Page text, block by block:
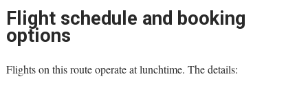
Flight schedule and booking
options
Flights on this route operate at lunchtime. The details: